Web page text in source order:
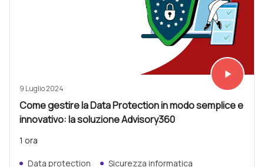
Vedi subito
play_arrow
9 Luglio 2024
Come gestire la Data Protection in modo semplice e
innovativo: la soluzione Advisory360
1 ora
Data protection Sicurezza informatica